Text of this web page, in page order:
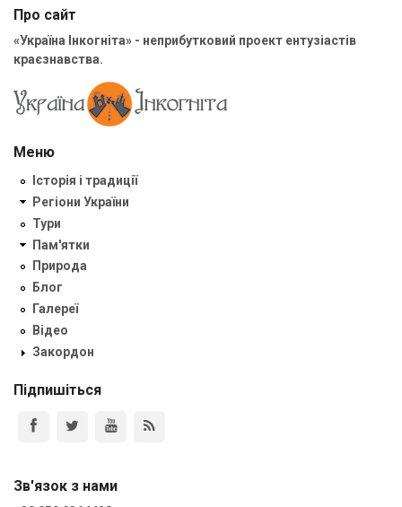
Про сайт
«Україна Інкогніта» - неприбутковий проект ентузіастів
краєзнавства.
Меню
Історія і традиції
Регіони України
Тури
Пам'ятки
Природа
Блог
Галереї
Відео
Закордон
Підпишіться
Зв'язок з нами